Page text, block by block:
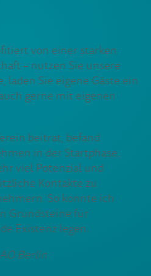
von einer starken
– nutzen Sie unsere
laden Sie eigene Gäste ein
gerne mit eigenen
beitrat, befand
in der Startphase.
viel Potenzial und
Kontakte zu
So konnte ich
Grundsteine für
Existenz legen.
Berlin